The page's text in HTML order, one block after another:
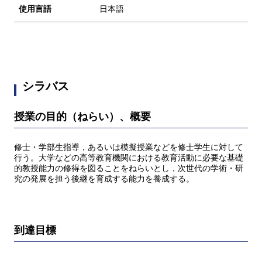
使用言語 日本語
シラバス
授業の目的（ねらい）、概要
修士・学部生指導，あるいは模擬授業などを修士学生に対して
行う。大学などの高等教育機関における教育活動に必要な基礎
的教授能力の修得を図ることをねらいとし，次世代の学術・研
究の発展を担う後継を育成する能力を養成する。
到達目標